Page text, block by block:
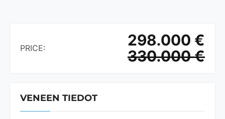
PRICE:
298.000 €
330.000 €
VENEEN TIEDOT